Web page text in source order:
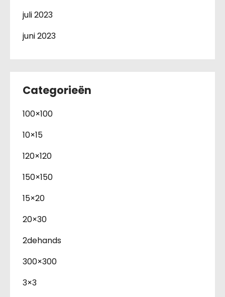
juli 2023
juni 2023
Categorieën
100×100
10×15
120×120
150×150
15×20
20×30
2dehands
300×300
3×3